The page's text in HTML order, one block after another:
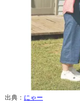
出典： にゃー